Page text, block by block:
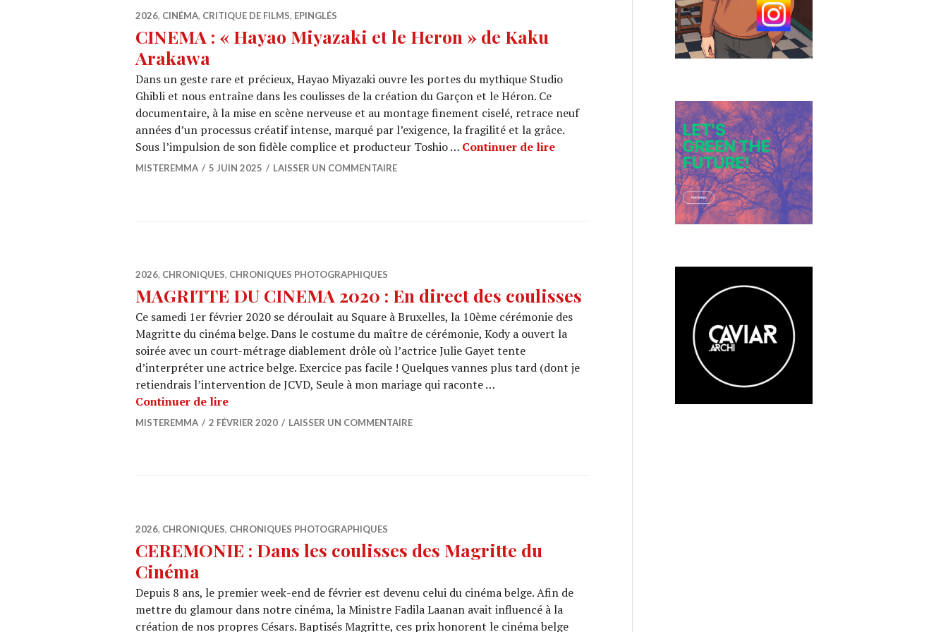
2026, CINÉMA, CRITIQUE DE FILMS, EPINGLÉS
CINEMA : « Hayao Miyazaki et le Heron » de Kaku
Arakawa
Dans un geste rare et précieux, Hayao Miyazaki ouvre les portes du mythique Studio
Ghibli et nous entraîne dans les coulisses de la création du Garçon et le Héron. Ce
documentaire, à la mise en scène nerveuse et au montage finement ciselé, retrace neuf
années d’un processus créatif intense, marqué par l’exigence, la fragilité et la grâce.
Sous l’impulsion de son fidèle complice et producteur Toshio … Continuer de lireCINEMA : « Hayao Miyazaki et le Heron » de Kaku Arakawa
MISTEREMMA 5 JUIN 2025 LAISSER UN COMMENTAIRE
2026, CHRONIQUES, CHRONIQUES PHOTOGRAPHIQUES
MAGRITTE DU CINEMA 2020 : En direct des coulisses
Ce samedi 1er février 2020 se déroulait au Square à Bruxelles, la 10ème cérémonie des
Magritte du cinéma belge. Dans le costume du maître de cérémonie, Kody a ouvert la
soirée avec un court-métrage diablement drôle où l’actrice Julie Gayet tente
d’interpréter une actrice belge. Exercice pas facile ! Quelques vannes plus tard (dont je
retiendrais l’intervention de JCVD, Seule à mon mariage qui raconte …
Continuer de lireMAGRITTE DU CINEMA 2020 : En direct des coulisses
MISTEREMMA 2 FÉVRIER 2020 LAISSER UN COMMENTAIRE
2026, CHRONIQUES, CHRONIQUES PHOTOGRAPHIQUES
CEREMONIE : Dans les coulisses des Magritte du
Cinéma
Depuis 8 ans, le premier week-end de février est devenu celui du cinéma belge. Afin de
mettre du glamour dans notre cinéma, la Ministre Fadila Laanan avait influencé à la
création de nos propres Césars. Baptisés Magritte, ces prix honorent le cinéma belge